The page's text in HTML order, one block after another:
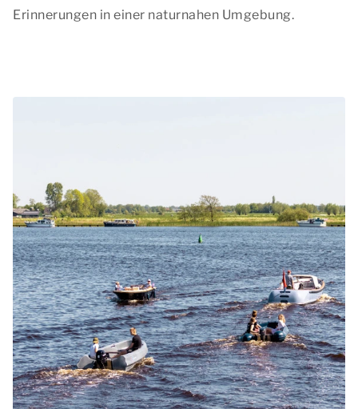
Erinnerungen in einer naturnahen Umgebung.